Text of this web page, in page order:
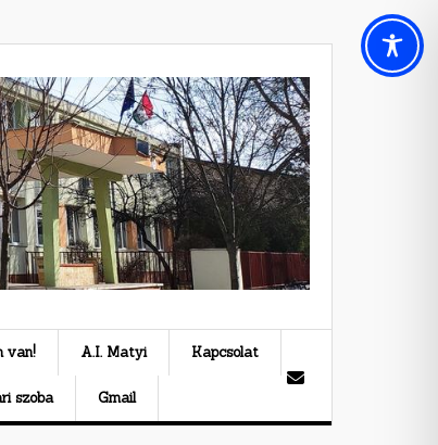
van! A.I. Matyi Kapcsolat
szoba Gmail